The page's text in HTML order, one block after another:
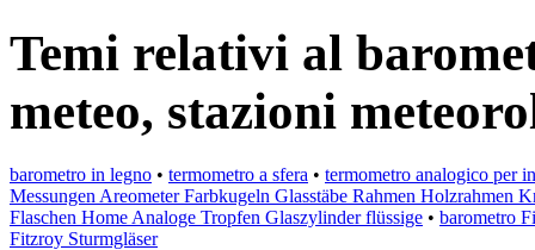
Temi relativi al
meteo, stazioni
barometro in legno • termometro a sfera • termometro analogico per
Messungen Areometer Farbkugeln Glasstäbe Rahmen Holzrahmen
Flaschen Home Analoge Tropfen Glaszylinder flüssige • barometro
Fitzroy Sturmgläser